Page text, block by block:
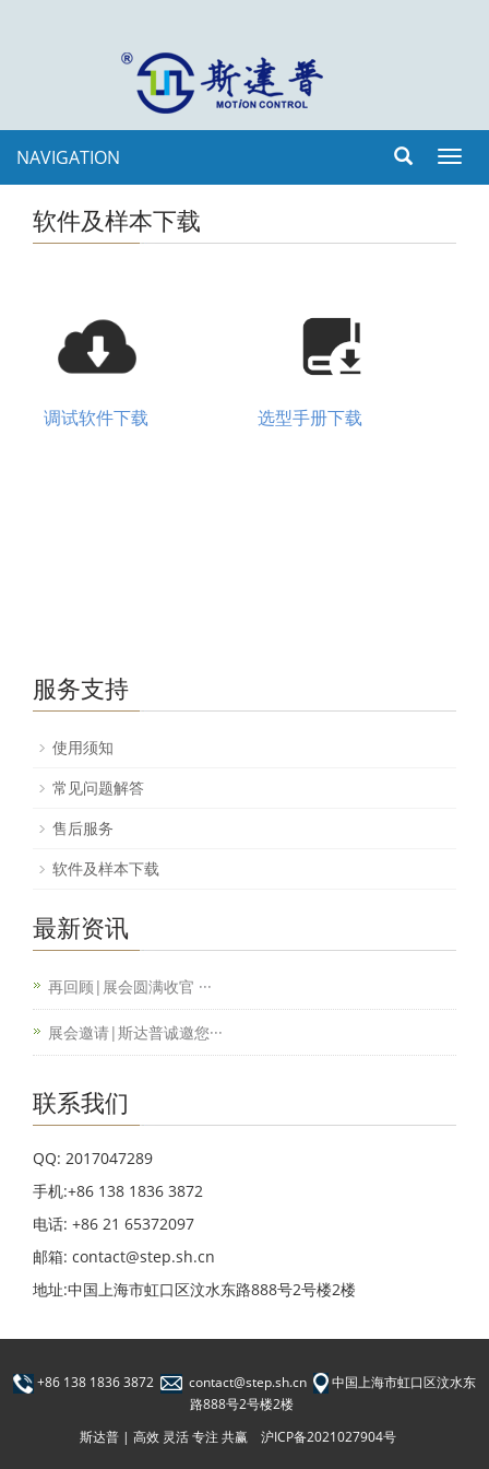
NAVIGATION
软件及样本下载
调试软件下载 选型手册下载
服务支持
使用须知
常见问题解答
售后服务
软件及样本下载
最新资讯
再回顾|展会圆满收官 ···
展会邀请|斯达普诚邀您···
联系我们
QQ: 2017047289
手机:+86 138 1836 3872
电话: +86 21 65372097
邮箱: contact@step.sh.cn
地址:中国上海市虹口区汶水东路888号2号楼2楼
+86 138 1836 3872 contact@step.sh.cn
中国上海市虹口区汶水东
路888号2号楼2楼
斯达普 | 高效 灵活 专注 共赢 沪ICP备2021027904号